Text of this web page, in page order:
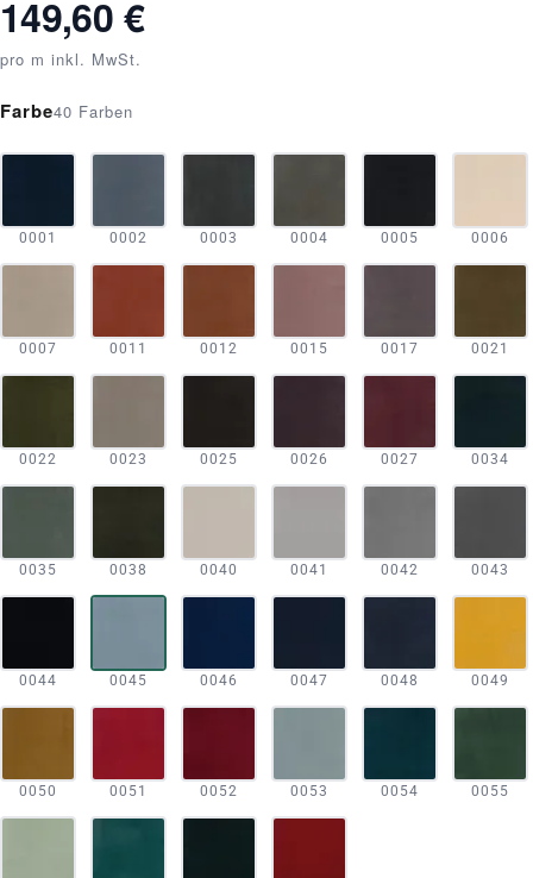
149,60 €
pro m inkl. MwSt.
Farbe40 Farben
0001 0002 0003 0004 0005 0006
0007 0011 0012 0015 0017 0021
0022 0023 0025 0026 0027 0034
0035 0038 0040 0041 0042 0043
0044 0045 0046 0047 0048 0049
0050 0051 0052 0053 0054 0055